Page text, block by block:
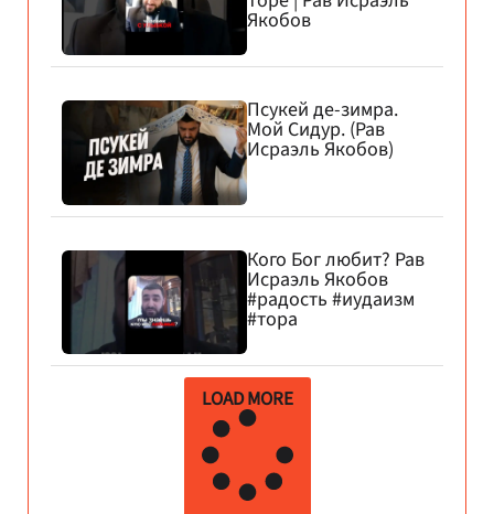
Якобов
Псукей де-зимра.
Мой Сидур. (Рав
Исраэль Якобов)
Кого Бог любит? Рав
Исраэль Якобов
#радость #иудаизм
#тора
LOAD MORE